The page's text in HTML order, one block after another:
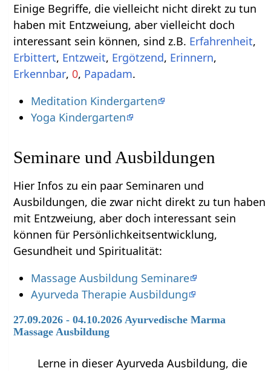
Einige Begriffe, die vielleicht nicht direkt zu tun
haben mit Entzweiung‏‎, aber vielleicht doch
interessant sein können, sind z.B.
,
, , , Erinnern,
,0, Papadam.
Meditation Kindergarten
Yoga Kindergarten
Seminare und Ausbildungen
Hier Infos zu ein paar Seminaren und
Ausbildungen, die zwar nicht direkt zu tun haben
mit Entzweiung‏‎, aber doch interessant sein
können für Persönlichkeitsentwicklung,
Gesundheit und Spiritualität:
Massage Ausbildung Seminare
Ayurveda Therapie Ausbildung
27.09.2026 - 04.10.2026 Ayurvedische Marma
Massage Ausbildung
Lerne in dieser Ayurveda Ausbildung, die